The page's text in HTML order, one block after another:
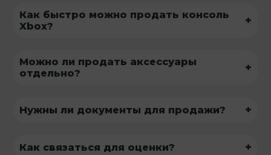
Как быстро можно продать консоль
Xbox?
+
Можно ли продать аксессуары
отдельно?
+
Нужны ли документы для продажи? +
Как связаться для оценки? +